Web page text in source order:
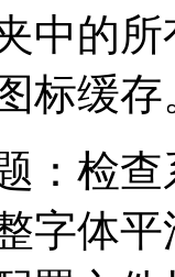
中的
标缓存
检查
字体